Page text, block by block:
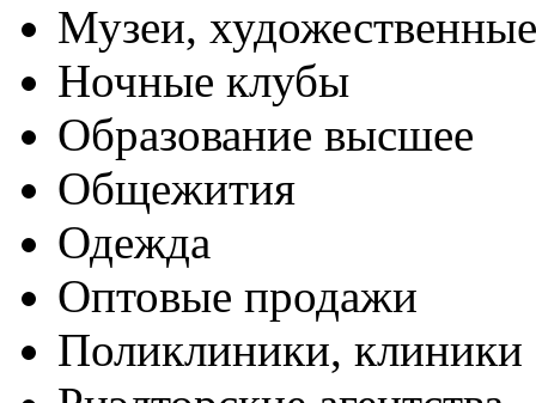
Музеи,
Ночные клубы
Образование высшее
Общежития
Одежда
Оптовые продажи
Поликлиники, клиники